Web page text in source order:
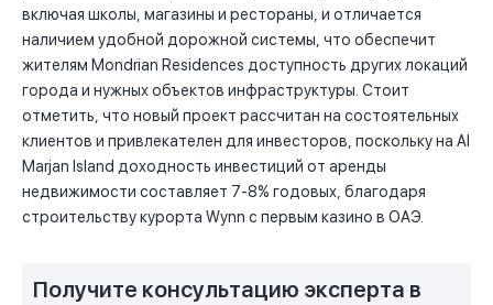
включая школы, магазины и рестораны, и отличается
наличием удобной дорожной системы, что обеспечит
жителям Mondrian Residences доступность других локаций
города и нужных объектов инфраструктуры. Стоит
отметить, что новый проект рассчитан на состоятельных
клиентов и привлекателен для инвесторов, поскольку на Al
Marjan Island доходность инвестиций от аренды
недвижимости составляет 7-8% годовых, благодаря
строительству курорта Wynn с первым казино в ОАЭ.
Получите консультацию эксперта в